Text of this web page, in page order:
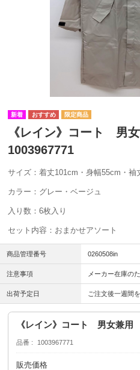
《レイン》コート 男
1003967771
サイズ：着丈101cm・身幅55cm・袖
カラー：グレー・ベージュ
入り数：6枚入り
セット内容：おまかせアソート
商品管理番号 0260508in
注意事項 メーカー在庫の
出荷予定日 ご注文後一週間
《レイン》コート 男女兼用
品番 1003967771
販売価格